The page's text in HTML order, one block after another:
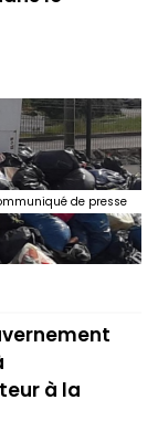
de presse
à la